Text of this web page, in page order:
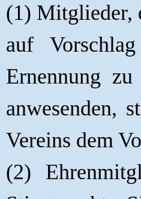
(1) Mitglieder,
auf
Ernennung
anwesenden,
Vereins dem
(2)